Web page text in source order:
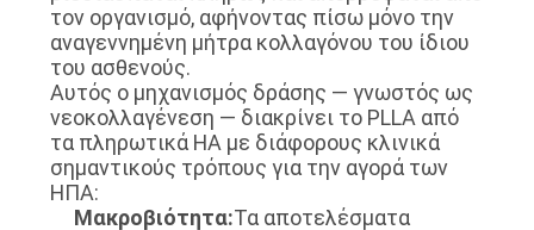
τον οργανισμό, αφήνοντας πίσω μόνο την
αναγεννημένη μήτρα κολλαγόνου του ίδιου
του ασθενούς.
Αυτός ο μηχανισμός δράσης — γνωστός ως
νεοκολλαγένεση — διακρίνει το PLLA από
τα πληρωτικά HA με διάφορους κλινικά
σημαντικούς τρόπους για την αγορά των
ΗΠΑ:
Μακροβιότητα:Τα αποτελέσματα